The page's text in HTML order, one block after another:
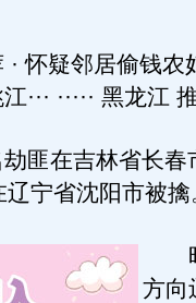
疑邻居偷钱农
····· 黑龙江
在吉林省长春
宁省沈阳市被擒
昨
方向